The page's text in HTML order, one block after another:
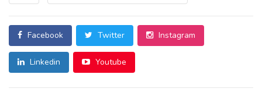
Facebook Twitter Instagram
Linkedin Youtube